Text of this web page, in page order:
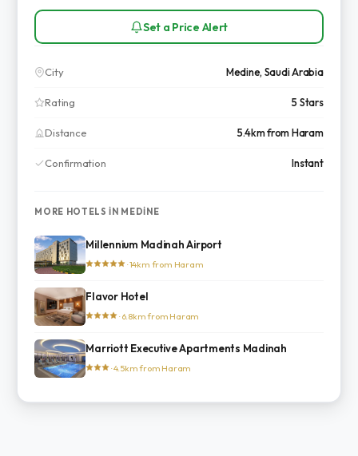
Set a Price Alert
City Medine, Saudi Arabia
Rating 5 Stars
Distance 5.4km from Haram
Confirmation Instant
MORE HOTELS IN MEDINE
Millennium Madinah Airport
· 14km from Haram
Flavor Hotel
· 6.8km from Haram
Marriott Executive Apartments Madinah
· 4.5km from Haram